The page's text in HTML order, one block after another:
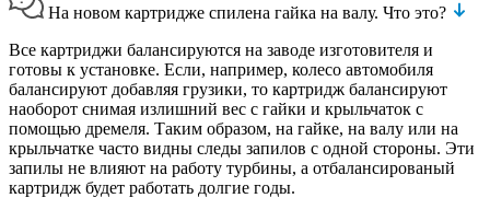
На новом картридже спилена гайка на валу. Что это?
Все картриджи балансируются на заводе изготовителя и
готовы к установке. Если, например, колесо автомобиля
балансируют добавляя грузики, то картридж балансируют
наоборот снимая излишний вес с гайки и крыльчаток с
помощью дремеля. Таким образом, на гайке, на валу или на
крыльчатке часто видны следы запилов с одной стороны. Эти
запилы не влияют на работу турбины, а отбалансированый
картридж будет работать долгие годы.